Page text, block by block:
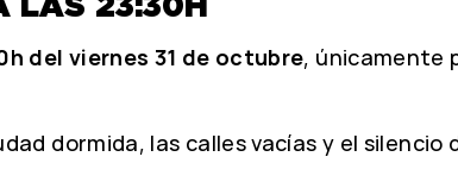
del viernes 31 de octubre, únicamente
dormida, las calles vacías y el